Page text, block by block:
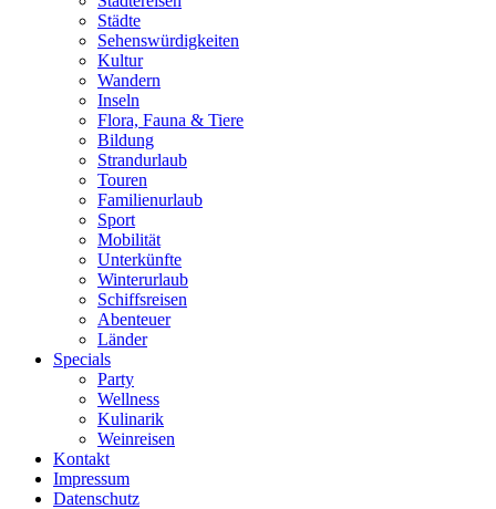
Städte
Sehenswürdigkeiten
Kultur
Wandern
Inseln
Flora, Fauna & Tiere
Bildung
Strandurlaub
Touren
Familienurlaub
Sport
Mobilität
Unterkünfte
Winterurlaub
Schiffsreisen
Abenteuer
Länder
Specials
Party
Wellness
Kulinarik
Weinreisen
Kontakt
Impressum
Datenschutz